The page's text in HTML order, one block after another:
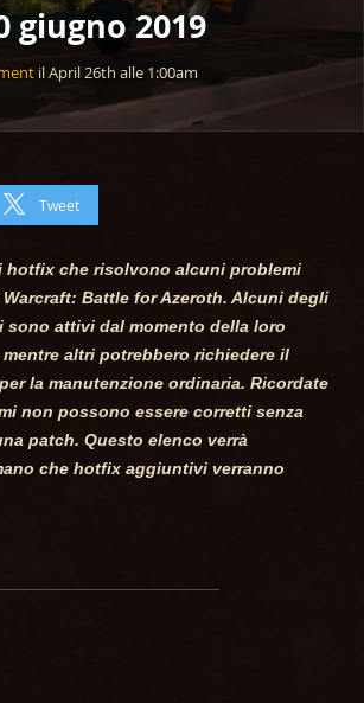
giugno 2019
ilApril 26th alle 1:00am
Tweet
hotfix che risolvono alcuni problemi
Battle for Azeroth. Alcuni degli
attivi dal momento della loro
altri potrebbero richiedere il
la manutenzione ordinaria. Ricordate
non possono essere corretti senza
patch. Questo elenco verrà
che hotfix aggiuntivi verranno